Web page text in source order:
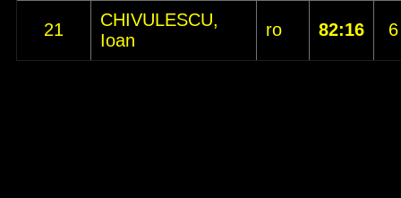
21
CHIVULESCU,
Ioan
ro 82:16 6